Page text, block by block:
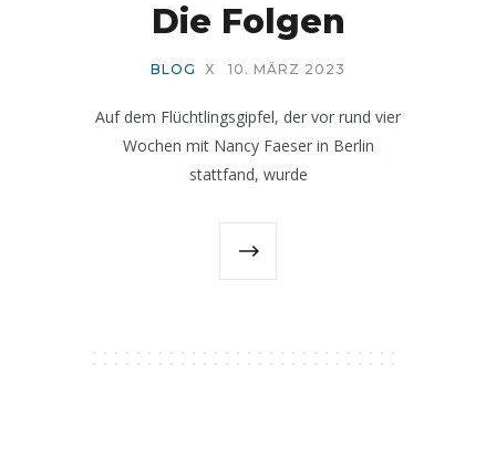
Die Folgen
BLOG X 10. MÄRZ 2023
Auf dem Flüchtlingsgipfel, der vor rund vier
Wochen mit Nancy Faeser in Berlin
stattfand, wurde